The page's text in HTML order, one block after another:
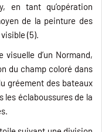
en tant qu’opération
de la peinture des
(5).
d’un Normand,
du champ coloré dans
gréement des bateaux
les éclaboussures de la